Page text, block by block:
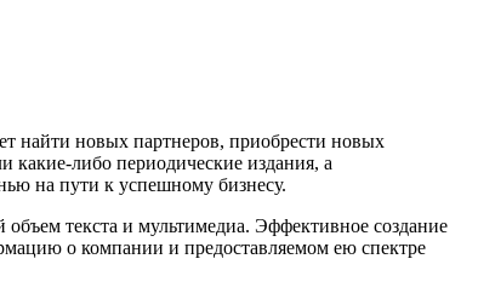
найти новых партнеров, приобрести новых
либо периодические издания, а
на пути к успешному бизнесу.
текста и мультимедиа. Эффективное создание
о компании и предоставляемом ею спектре